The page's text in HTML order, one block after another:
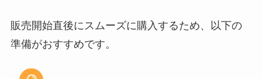
販売開始直後にスムーズに購入するため、以下の
準備がおすすめです。